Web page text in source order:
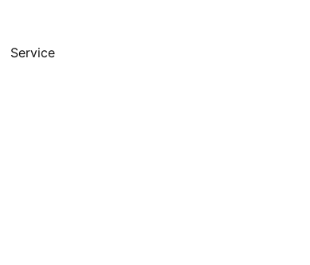
Service